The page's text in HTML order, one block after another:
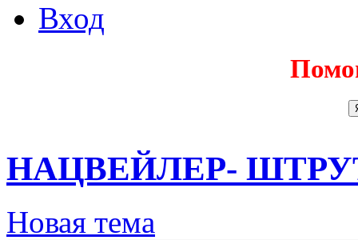
Вход
НАЦВЕЙЛЕР-
Новая тема